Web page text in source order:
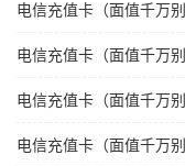
电信充值卡（面值千万
电信充值卡（面值千万
电信充值卡（面值千万
电信充值卡（面值千万